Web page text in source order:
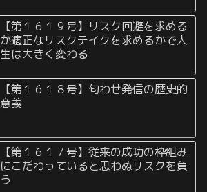
【第１６１９号】リスク回避を求める
か適正なリスクテイクを求めるかで人
生は大きく変わる
【第１６１８号】匂わせ発信の歴史的
意義
【第１６１７号】従来の成功の枠組み
にこだわっていると思わぬリスクを負
う